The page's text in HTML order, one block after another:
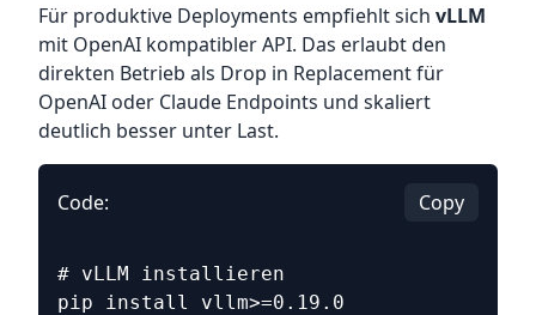
Für produktive Deployments empfiehlt sich vLLM
mit OpenAI kompatibler API. Das erlaubt den
direkten Betrieb als Drop in Replacement für
OpenAI oder Claude Endpoints und skaliert
deutlich besser unter Last.
Code: Copy
# vLLM installieren
pip install vllm>=0.19.0